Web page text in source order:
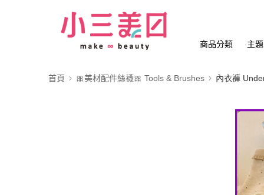
商品分類 主
首頁 🎀美材配件絲襪🎀 Tools & Brushes 內衣褲